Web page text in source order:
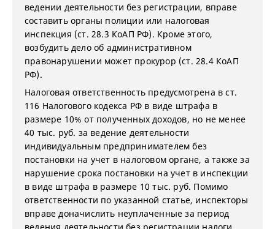
ведении деятельности без регистрации, вправе
составить органы полиции или налоговая
инспекция (ст. 28.3 КоАП РФ). Кроме этого,
возбудить дело об административном
правонарушении может прокурор (ст. 28.4 КоАП
РФ).
Налоговая ответственность предусмотрена в ст.
116 Налогового кодекса РФ в виде штрафа в
размере 10% от полученных доходов, но не менее
40 тыс. руб. за ведение деятельности
индивидуальным предпринимателем без
постановки на учет в налоговом органе, а также за
нарушение срока постановки на учет в инспекции
в виде штрафа в размере 10 тыс. руб. Помимо
ответственности по указанной статье, инспекторы
вправе доначислить неуплаченные за период